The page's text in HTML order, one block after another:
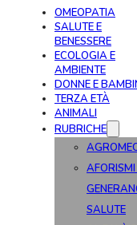
OMEOPATIA
SALUTE E
BENESSERE
ECOLOGIA E
AMBIENTE
DONNE E
TERZA ETÀ
ANIMALI
RUBRICHE
SALUTE